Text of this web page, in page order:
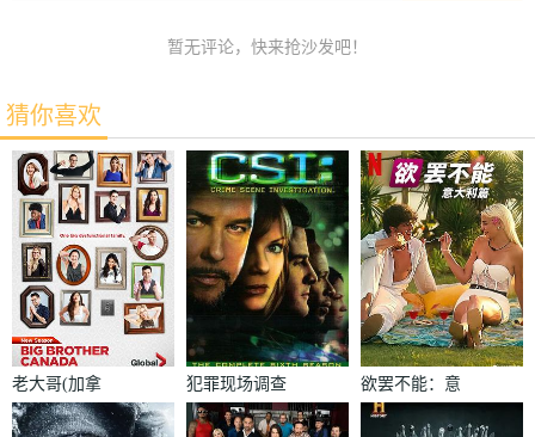
暂无评论，快来抢沙发吧！
猜你喜欢
老大哥(加拿
大版) 第三季
犯罪现场调查
第六季
欲罢不能：意
大利篇